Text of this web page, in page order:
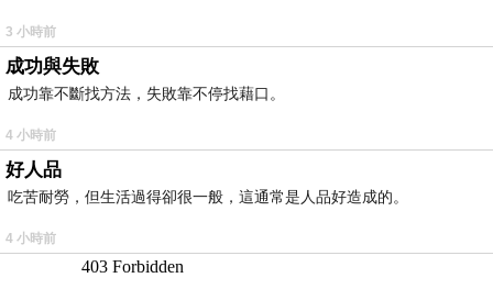
3 小時前
成功與失敗
成功靠不斷找方法，失敗靠不停找藉口。
4 小時前
好人品
吃苦耐勞，但生活過得卻很一般，這通常是人品好造成的。
4 小時前